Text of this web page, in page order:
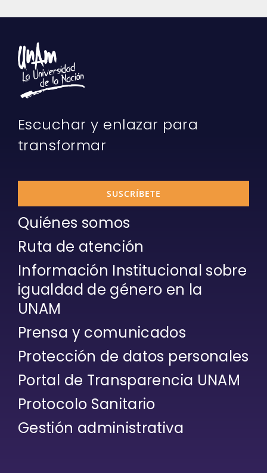
Escuchar y enlazar para
transformar
SUSCRÍBETE
Quiénes somos
Ruta de atención
Información Institucional sobre
igualdad de género en la
UNAM
Prensa y comunicados
Protección de datos personales
Portal de Transparencia UNAM
Protocolo Sanitario
Gestión administrativa